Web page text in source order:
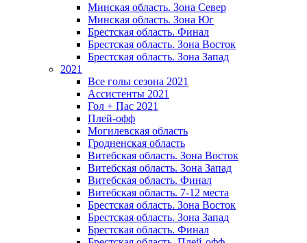
Минская область. Зона Север
Минская область. Зона Юг
Брестская область. Финал
Брестская область. Зона Восток
Брестская область. Зона Запад
2021
Все голы сезона 2021
Ассистенты 2021
Гол + Пас 2021
Плей-офф
Могилевская область
Гродненская область
Витебская область. Зона Восток
Витебская область. Зона Запад
Витебская область. Финал
Витебская область. 7-12 места
Брестская область. Зона Восток
Брестская область. Зона Запад
Брестская область. Финал